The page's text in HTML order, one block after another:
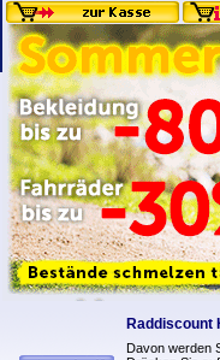
Raddiscount
Davon werden